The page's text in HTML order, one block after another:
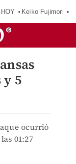
Keiko Fujimori
5
ocurrió
01:27